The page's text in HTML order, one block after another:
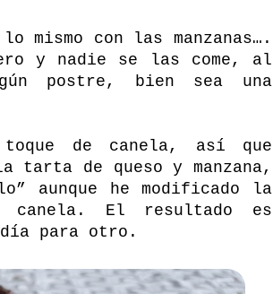
mismo con las manzanas….
y nadie se las come, al
postre, bien sea una
toque de canela, así que
tarta de queso y manzana,
aunque he modificado la
canela. El resultado es
para otro.